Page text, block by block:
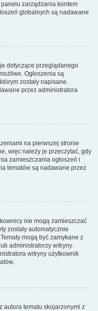
zarządzania kontem
globalnych są nadawane
dotyczące przeglądanego
Ogłoszenia są
zostały napisane.
przez administratora
na pierwszej stronie
więc należy je przeczytać, gdy
zamieszczania ogłoszeń i
tematów są nadawane przez
nie mogą zamieszczać
zostały automatycznie
mogą być zamykane z
administratorzy witryny.
witryny użytkownik
autora tematu skojarzonymi z